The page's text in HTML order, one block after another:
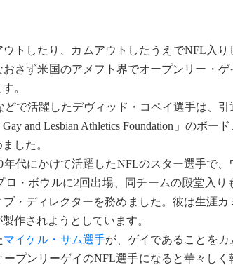
トしたり、カムアウトしたうえでNFL入
さず米国のアメフト界でオープンリー・
。
で活躍したデヴィッド・コペイ選手は、
and Lesbian Athletics Foundation」のボー
した。
年代にかけて活躍したNFLのスター選手で
・ボウルに2回出場、同チームの殿堂入
・ディレクターを務めました。彼は生涯
作されようとしています。
マイケル・サム選手が、ゲイであることを
プンリーゲイのNFL選手になると華々し